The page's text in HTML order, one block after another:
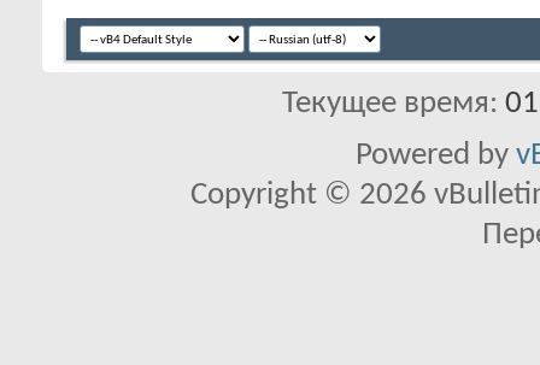
Текущее время:
Powered by
Copyright © 2026